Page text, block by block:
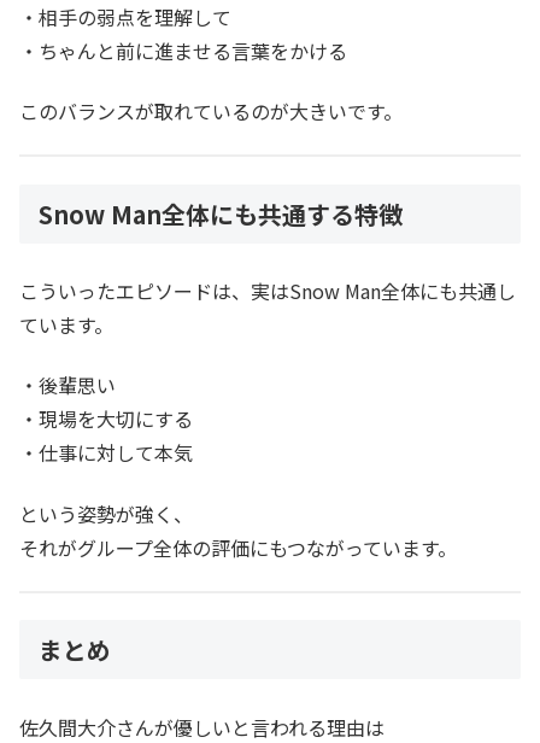
・相手の弱点を理解して
・ちゃんと前に進ませる言葉をかける
このバランスが取れているのが大きいです。
Snow Man全体にも共通する特徴
こういったエピソードは、実はSnow Man全体にも共通し
ています。
・後輩思い
・現場を大切にする
・仕事に対して本気
という姿勢が強く、
それがグループ全体の評価にもつながっています。
まとめ
佐久間大介さんが優しいと言われる理由は